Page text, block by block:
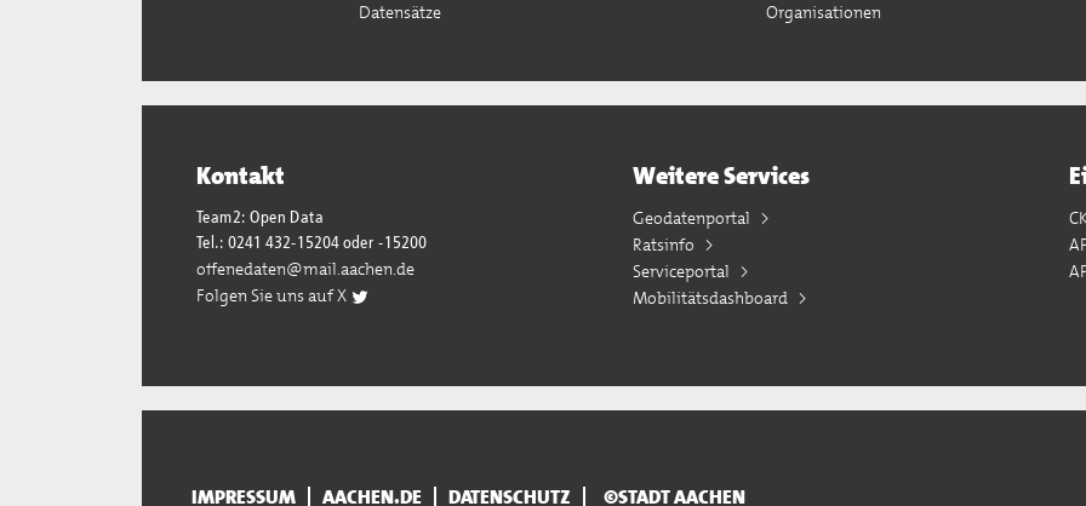
Datensätze Organisationen
Kontakt
Team2: Open Data
Tel.: 0241 432-15204 oder -15200
offenedaten@mail.aachen.de
Folgen Sie uns auf X
Weitere Services
Geodatenportal
Ratsinfo
Serviceportal
Mobilitätsdashboard
IMPRESSUM AACHEN.DE DATENSCHUTZ ©STADT AACHEN